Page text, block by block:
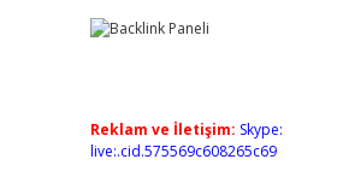
Reklam ve İletişim: Skype:
live:.cid.575569c608265c69